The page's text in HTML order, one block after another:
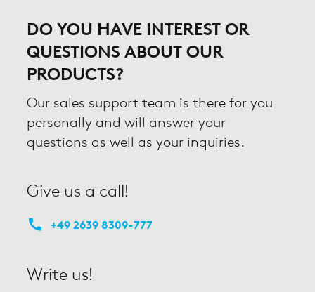
DO YOU HAVE INTEREST OR
QUESTIONS ABOUT OUR
PRODUCTS?
Our sales support team is there for you
personally and will answer your
questions as well as your inquiries.
Give us a call!
+49 2639 8309-777
Write us!